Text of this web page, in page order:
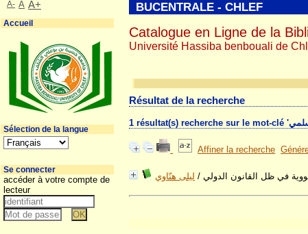
Résultat de la recherche
Affiner la recherche
في ظل القانون الدولي/ ليلى هنّاوي
BUCENTRALE - CHLEF
Catalogue en Ligne de la
Université Hassiba benbouali de
A- A A+
Accueil
Sélection de la langue
Se connecter
accéder à votre compte de
lecteur